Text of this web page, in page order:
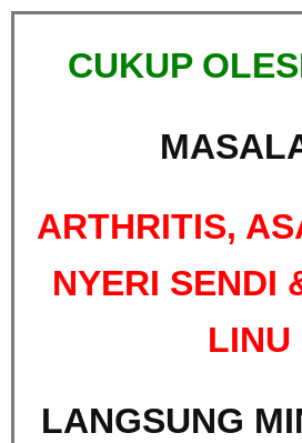
CUKUP
ARTHRITIS,
NYERI SENDI
LINU
LANGSUNG